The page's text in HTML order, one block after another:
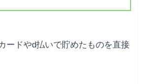
ードやd払いで貯めたものを直接